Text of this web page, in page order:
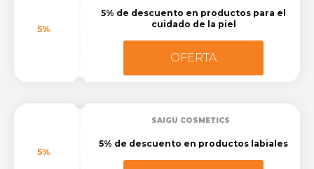
5%
5% de descuento en productos para el
cuidado de la piel
OFERTA
5%
SAIGU COSMETICS
5% de descuento en productos labiales